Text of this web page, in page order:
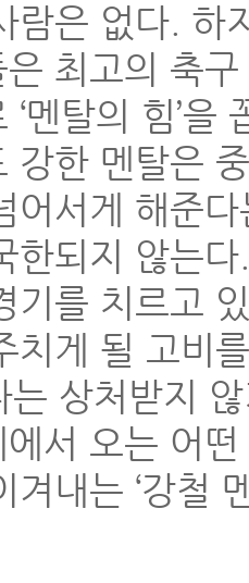
람은 없다. 하
은 최고의 축
‘멘탈의 힘’
강한 멘탈은
어서게 해준
한되지 않는다
기를 치르고
치게 될 고비
는 상처받지
에서 오는 어
겨내는 ‘강철